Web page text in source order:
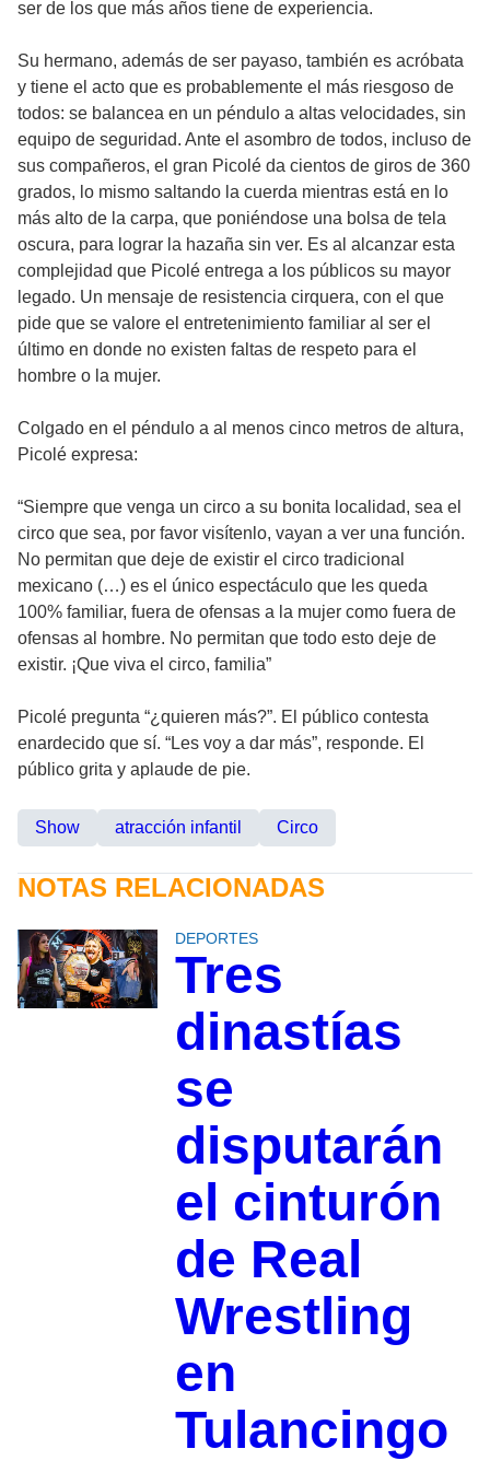
ser de los que más años tiene de experiencia.
Su hermano, además de ser payaso, también es acróbata
y tiene el acto que es probablemente el más riesgoso de
todos: se balancea en un péndulo a altas velocidades, sin
equipo de seguridad. Ante el asombro de todos, incluso de
sus compañeros, el gran Picolé da cientos de giros de 360
grados, lo mismo saltando la cuerda mientras está en lo
más alto de la carpa, que poniéndose una bolsa de tela
oscura, para lograr la hazaña sin ver. Es al alcanzar esta
complejidad que Picolé entrega a los públicos su mayor
legado. Un mensaje de resistencia cirquera, con el que
pide que se valore el entretenimiento familiar al ser el
último en donde no existen faltas de respeto para el
hombre o la mujer.
Colgado en el péndulo a al menos cinco metros de altura,
Picolé expresa:
“Siempre que venga un circo a su bonita localidad, sea el
circo que sea, por favor visítenlo, vayan a ver una función.
No permitan que deje de existir el circo tradicional
mexicano (…) es el único espectáculo que les queda
100% familiar, fuera de ofensas a la mujer como fuera de
ofensas al hombre. No permitan que todo esto deje de
existir. ¡Que viva el circo, familia”
Picolé pregunta “¿quieren más?”. El público contesta
enardecido que sí. “Les voy a dar más”, responde. El
público grita y aplaude de pie.
Show atracción infantil Circo
NOTAS RELACIONADAS
DEPORTES
Tres
dinastías
se
disputarán
el cinturón
de Real
Wrestling
en
Tulancingo